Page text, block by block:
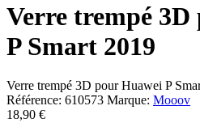
Verre trempé
P Smart 2019
Verre trempé 3D pour Huawei P
Référence: 610573 Marque: Mooov
18,90 €